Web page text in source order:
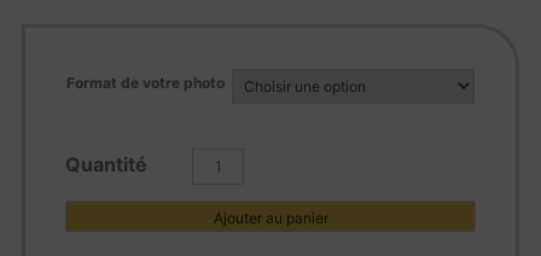
Format de votre photo
quantité
L1005744
Ajouter au panier